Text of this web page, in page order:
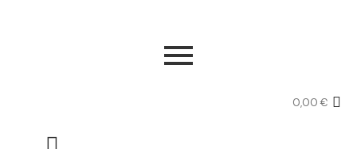
0,00€